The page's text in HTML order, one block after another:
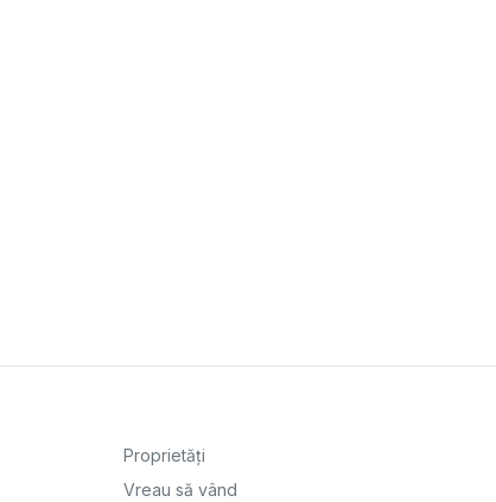
Proprietăți
Vreau să vând